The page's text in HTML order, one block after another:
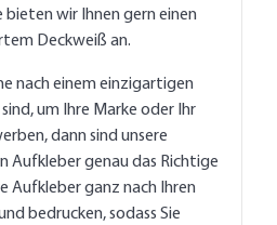
bieten wir Ihnen gern einen
Deckweiß an.
nach einem einzigartigen
um Ihre Marke oder Ihr
dann sind unsere
Aufkleber genau das Richtige
Aufkleber ganz nach Ihren
bedrucken, sodass Sie